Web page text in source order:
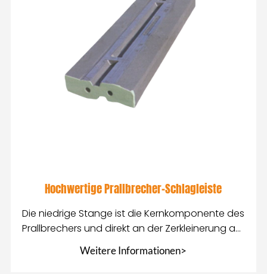
Hochwertige Prallbrecher-Schlagleiste
Die niedrige Stange ist die Kernkomponente des
Prallbrechers und direkt an der Zerkleinerung auf
der dritten Ebene beteiligt
Weitere Informationen>